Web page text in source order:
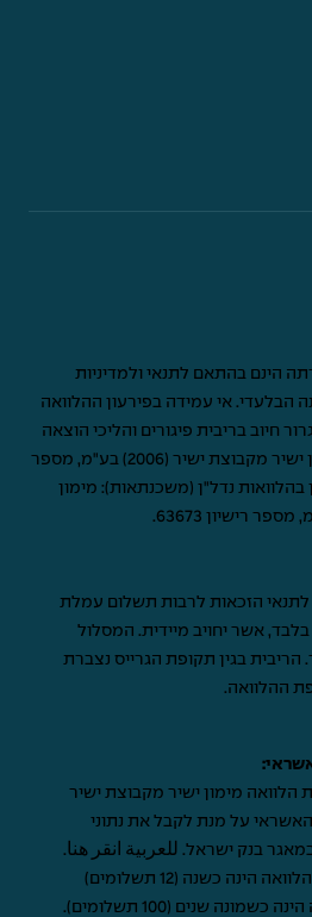
הינם בהתאם לתנאי ולמדיניות
הבלעדי. אי עמידה בפירעון ההלוואה
חיוב בריבית פיגורים והליכי הוצאה
לפועל. הגורם המממן: מימון ישיר מקבוצת ישיר (2006) בע"מ, מספר
המממן בהלוואות נדל"ן (משכנתאות): מימון
רישיון 63673.
לתנאי הזכאות לרבות תשלום עמלת
אשר יחויב מיידית. המסלול
בגין תקופת הגרייס נצברת
ההלוואה.
הלוואה מימון ישיר מקבוצת ישיר
האשראי על מנת לקבל את נתוני
בנק ישראל. للعربية انقر هنا.
התקופה המינימלית להחזר הלוואה הינה כשנה (12 תשלומים)
והמקסימלית להחזר הלוואה הינה כשמונה שנים (100 תשלומים).